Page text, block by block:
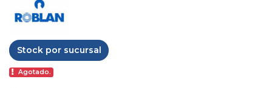
Stock por sucursal
Agotado.